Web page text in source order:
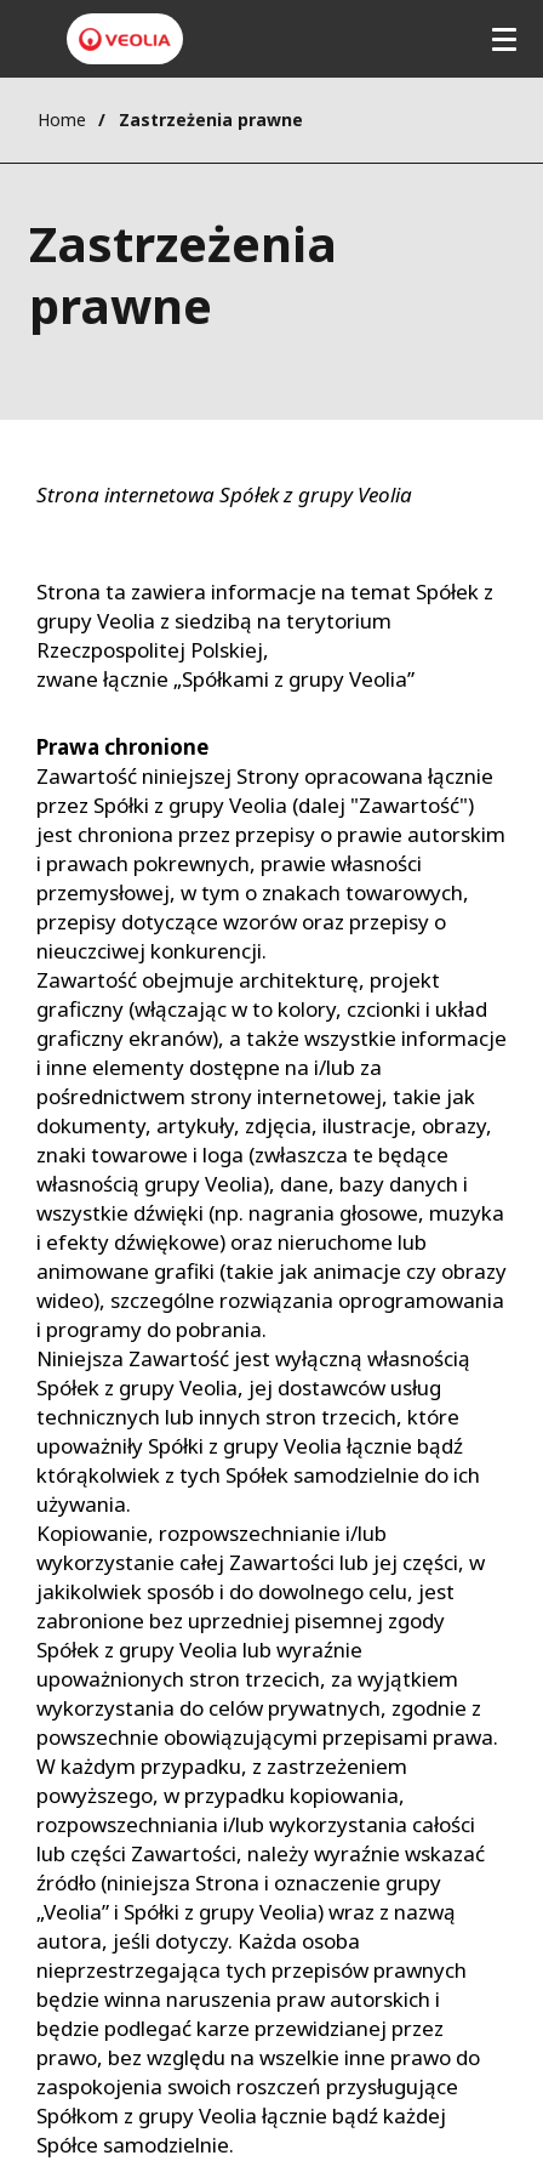
Home Zastrzeżenia prawne
Zastrzeżenia
prawne
Strona internetowa Spółek z grupy Veolia
Strona ta zawiera informacje na temat Spółek z
grupy Veolia z siedzibą na terytorium
Rzeczpospolitej Polskiej,
zwane łącznie „Spółkami z grupy Veolia”
Prawa chronione
Zawartość niniejszej Strony opracowana łącznie
przez Spółki z grupy Veolia (dalej "Zawartość")
jest chroniona przez przepisy o prawie autorskim
i prawach pokrewnych, prawie własności
przemysłowej, w tym o znakach towarowych,
przepisy dotyczące wzorów oraz przepisy o
nieuczciwej konkurencji.
Zawartość obejmuje architekturę, projekt
graficzny (włączając w to kolory, czcionki i układ
graficzny ekranów), a także wszystkie informacje
i inne elementy dostępne na i/lub za
pośrednictwem strony internetowej, takie jak
dokumenty, artykuły, zdjęcia, ilustracje, obrazy,
znaki towarowe i loga (zwłaszcza te będące
własnością grupy Veolia), dane, bazy danych i
wszystkie dźwięki (np. nagrania głosowe, muzyka
i efekty dźwiękowe) oraz nieruchome lub
animowane grafiki (takie jak animacje czy obrazy
wideo), szczególne rozwiązania oprogramowania
i programy do pobrania.
Niniejsza Zawartość jest wyłączną własnością
Spółek z grupy Veolia, jej dostawców usług
technicznych lub innych stron trzecich, które
upoważniły Spółki z grupy Veolia łącznie bądź
którąkolwiek z tych Spółek samodzielnie do ich
używania.
Kopiowanie, rozpowszechnianie i/lub
wykorzystanie całej Zawartości lub jej części, w
jakikolwiek sposób i do dowolnego celu, jest
zabronione bez uprzedniej pisemnej zgody
Spółek z grupy Veolia lub wyraźnie
upoważnionych stron trzecich, za wyjątkiem
wykorzystania do celów prywatnych, zgodnie z
powszechnie obowiązującymi przepisami prawa.
W każdym przypadku, z zastrzeżeniem
powyższego, w przypadku kopiowania,
rozpowszechniania i/lub wykorzystania całości
lub części Zawartości, należy wyraźnie wskazać
źródło (niniejsza Strona i oznaczenie grupy
„Veolia” i Spółki z grupy Veolia) wraz z nazwą
autora, jeśli dotyczy. Każda osoba
nieprzestrzegająca tych przepisów prawnych
będzie winna naruszenia praw autorskich i
będzie podlegać karze przewidzianej przez
prawo, bez względu na wszelkie inne prawo do
zaspokojenia swoich roszczeń przysługujące
Spółkom z grupy Veolia łącznie bądź każdej
Spółce samodzielnie.